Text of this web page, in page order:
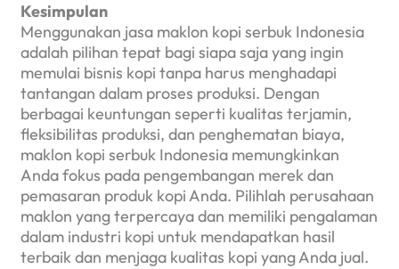
Kesimpulan
Menggunakan jasa maklon kopi serbuk Indonesia
adalah pilihan tepat bagi siapa saja yang ingin
memulai bisnis kopi tanpa harus menghadapi
tantangan dalam proses produksi. Dengan
berbagai keuntungan seperti kualitas terjamin,
fleksibilitas produksi, dan penghematan biaya,
maklon kopi serbuk Indonesia memungkinkan
Anda fokus pada pengembangan merek dan
pemasaran produk kopi Anda. Pilihlah perusahaan
maklon yang terpercaya dan memiliki pengalaman
dalam industri kopi untuk mendapatkan hasil
terbaik dan menjaga kualitas kopi yang Anda jual.